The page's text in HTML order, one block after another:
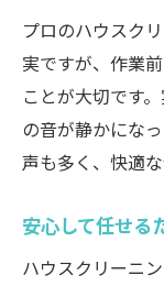
プロのハウスク
実ですが、作業
ことが大切です
の音が静かにな
声も多く、快適
安心して任せる
ハウスクリーニ